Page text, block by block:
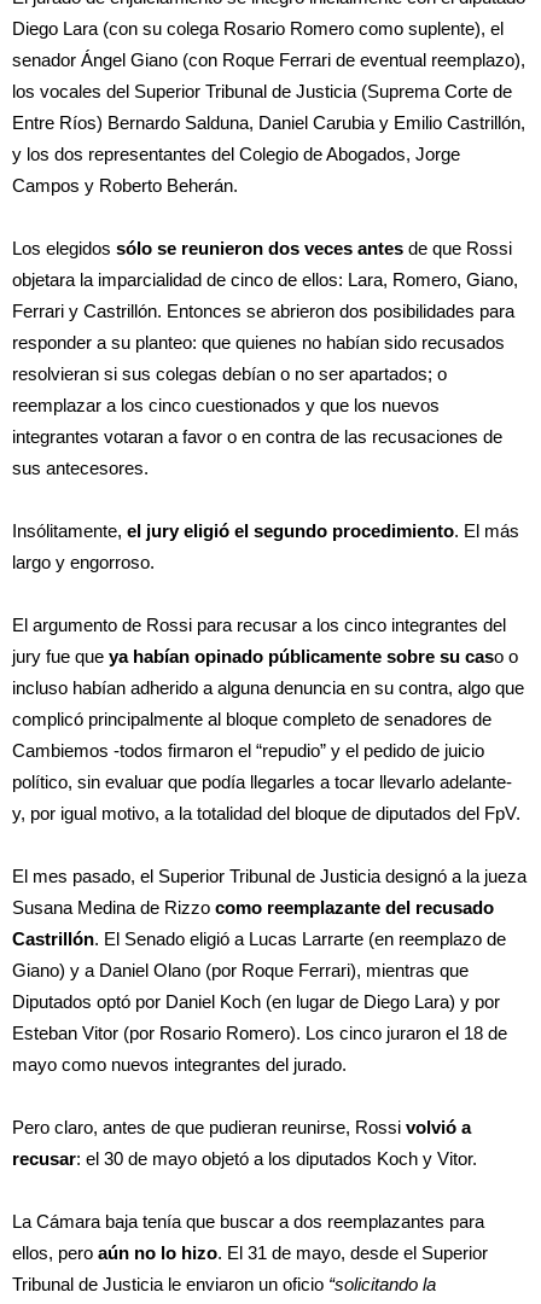
Diego Lara (con su colega Rosario Romero como suplente), el
senador Ángel Giano (con Roque Ferrari de eventual reemplazo),
los vocales del Superior Tribunal de Justicia (Suprema Corte de
Entre Ríos) Bernardo Salduna, Daniel Carubia y Emilio Castrillón,
y los dos representantes del Colegio de Abogados, Jorge
Campos y Roberto Beherán.
Los elegidos sólo se reunieron dos veces antes de que Rossi
objetara la imparcialidad de cinco de ellos: Lara, Romero, Giano,
Ferrari y Castrillón. Entonces se abrieron dos posibilidades para
responder a su planteo: que quienes no habían sido recusados
resolvieran si sus colegas debían o no ser apartados; o
reemplazar a los cinco cuestionados y que los nuevos
integrantes votaran a favor o en contra de las recusaciones de
sus antecesores.
Insólitamente, el jury eligió el segundo procedimiento. El más
largo y engorroso.
El argumento de Rossi para recusar a los cinco integrantes del
jury fue que ya habían opinado públicamente sobre su caso o
incluso habían adherido a alguna denuncia en su contra, algo que
complicó principalmente al bloque completo de senadores de
Cambiemos -todos firmaron el “repudio” y el pedido de juicio
político, sin evaluar que podía llegarles a tocar llevarlo adelante-
y, por igual motivo, a la totalidad del bloque de diputados del FpV.
El mes pasado, el Superior Tribunal de Justicia designó a la jueza
Susana Medina de Rizzo como reemplazante del recusado
Castrillón. El Senado eligió a Lucas Larrarte (en reemplazo de
Giano) y a Daniel Olano (por Roque Ferrari), mientras que
Diputados optó por Daniel Koch (en lugar de Diego Lara) y por
Esteban Vitor (por Rosario Romero). Los cinco juraron el 18 de
mayo como nuevos integrantes del jurado.
Pero claro, antes de que pudieran reunirse, Rossi volvió a
recusar: el 30 de mayo objetó a los diputados Koch y Vitor.
La Cámara baja tenía que buscar a dos reemplazantes para
ellos, pero aún no lo hizo. El 31 de mayo, desde el Superior
Tribunal de Justicia le enviaron un oficio “solicitando la